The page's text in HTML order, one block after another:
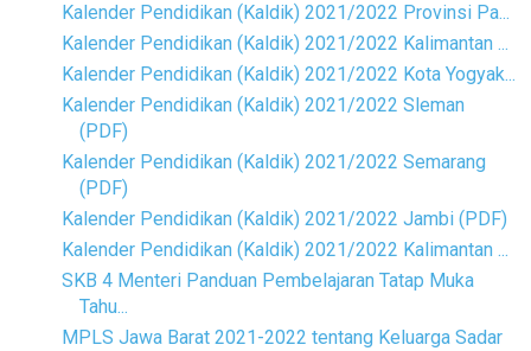
Kalender Pendidikan (Kaldik) 2021/2022 Provinsi Pa...
Kalender Pendidikan (Kaldik) 2021/2022 Kalimantan ...
Kalender Pendidikan (Kaldik) 2021/2022 Kota Yogyak...
Kalender Pendidikan (Kaldik) 2021/2022 Sleman
(PDF)
Kalender Pendidikan (Kaldik) 2021/2022 Semarang
(PDF)
Kalender Pendidikan (Kaldik) 2021/2022 Jambi (PDF)
Kalender Pendidikan (Kaldik) 2021/2022 Kalimantan ...
SKB 4 Menteri Panduan Pembelajaran Tatap Muka
Tahu...
MPLS Jawa Barat 2021-2022 tentang Keluarga Sadar